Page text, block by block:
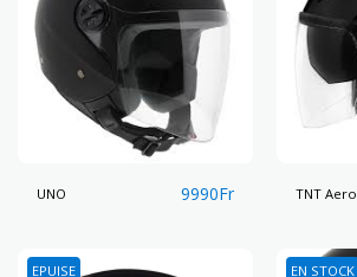
UNO 9990Fr TNT Aero
EPUISE EN STOCK